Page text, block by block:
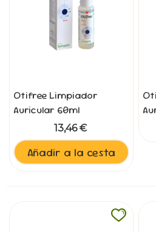
Otifree Limpiador
Auricular 60ml
13,46 €
Añadir a la cesta